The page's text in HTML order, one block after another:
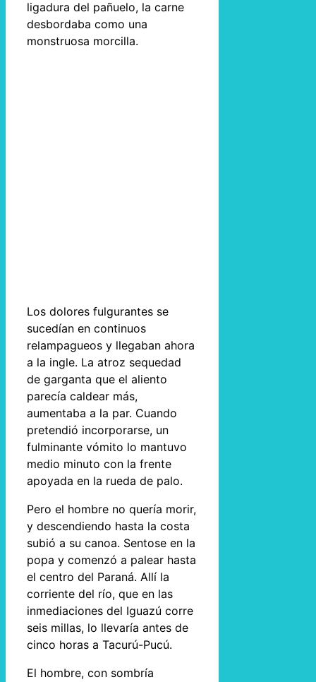
ligadura del pañuelo, la carne
desbordaba como una
monstruosa morcilla.
Los dolores fulgurantes se
sucedían en continuos
relampagueos y llegaban ahora
a la ingle. La atroz sequedad
de garganta que el aliento
parecía caldear más,
aumentaba a la par. Cuando
pretendió incorporarse, un
fulminante vómito lo mantuvo
medio minuto con la frente
apoyada en la rueda de palo.
Pero el hombre no quería morir,
y descendiendo hasta la costa
subió a su canoa. Sentose en la
popa y comenzó a palear hasta
el centro del Paraná. Allí la
corriente del río, que en las
inmediaciones del Iguazú corre
seis millas, lo llevaría antes de
cinco horas a Tacurú-Pucú.
El hombre, con sombría